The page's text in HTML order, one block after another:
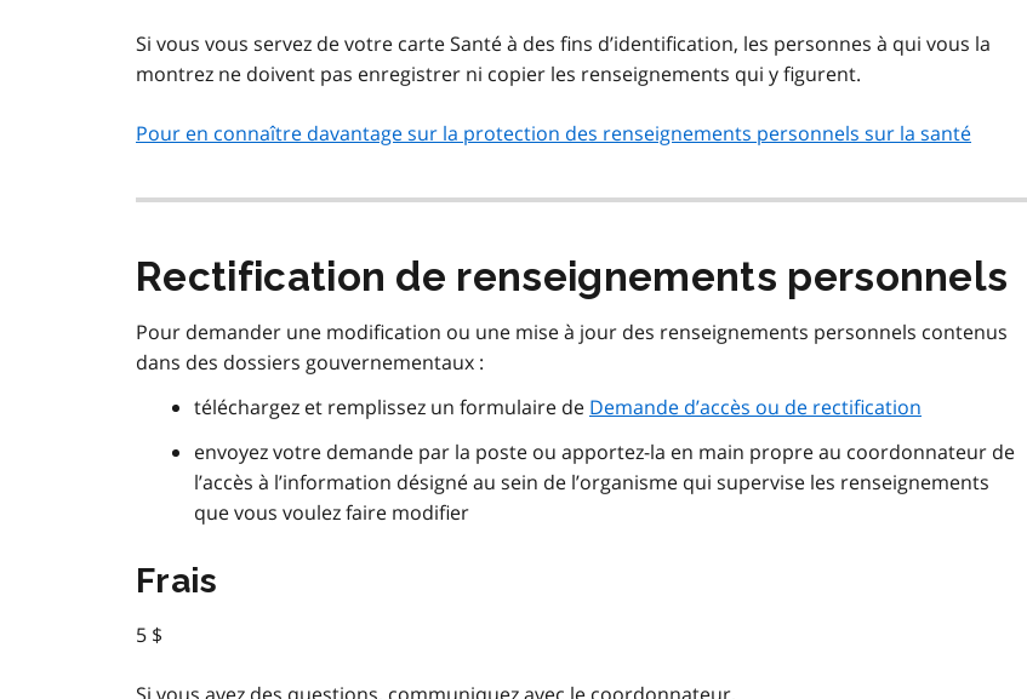
Si vous vous servez de votre carte Santé à des fins d’identification, les personnes à qui vous la
montrez ne doivent pas enregistrer ni copier les renseignements qui y figurent.
Pour en connaître davantage sur la protection des renseignements personnels sur la santé
Rectification de renseignements personnels
Pour demander une modification ou une mise à jour des renseignements personnels contenus
dans des dossiers gouvernementaux :
téléchargez et remplissez un formulaire de Demande d’accès ou de rectification
envoyez votre demande par la poste ou apportez-la en main propre au coordonnateur de
l’accès à l’information désigné au sein de l’organisme qui supervise les renseignements
que vous voulez faire modifier
Frais
5 $